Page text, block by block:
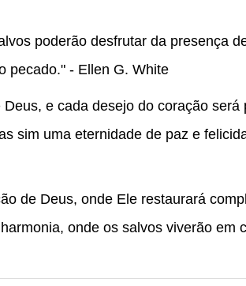
poderão desfrutar da presença
pecado." - Ellen G. White
e cada desejo do coração será
sim uma eternidade de paz e
de Deus, onde Ele restaurará
onde os salvos viverão em